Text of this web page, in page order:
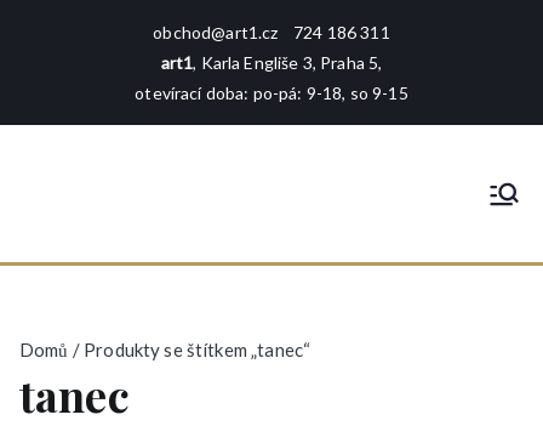
obchod@art1.cz 724 186 311
art1, Karla Engliše 3, Praha 5,
otevírací doba: po-pá: 9-18, so 9-15
rámování - tisk - galerie - foto -
Domů / Produkty se štítkem „tanec“
tanec